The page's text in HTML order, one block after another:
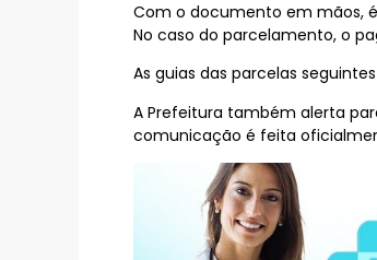
Com o documento em mãos,
No caso do parcelamento, o
As guias das parcelas
A Prefeitura também alerta
comunicação é feita